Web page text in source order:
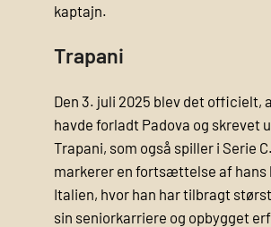
kaptajn.
Trapani
Den 3. juli 2025 blev det officielt,
havde forladt Padova og skrevet
Trapani, som også spiller i Serie
markerer en fortsættelse af hans
Italien, hvor han har tilbragt
sin seniorkarriere og opbygget